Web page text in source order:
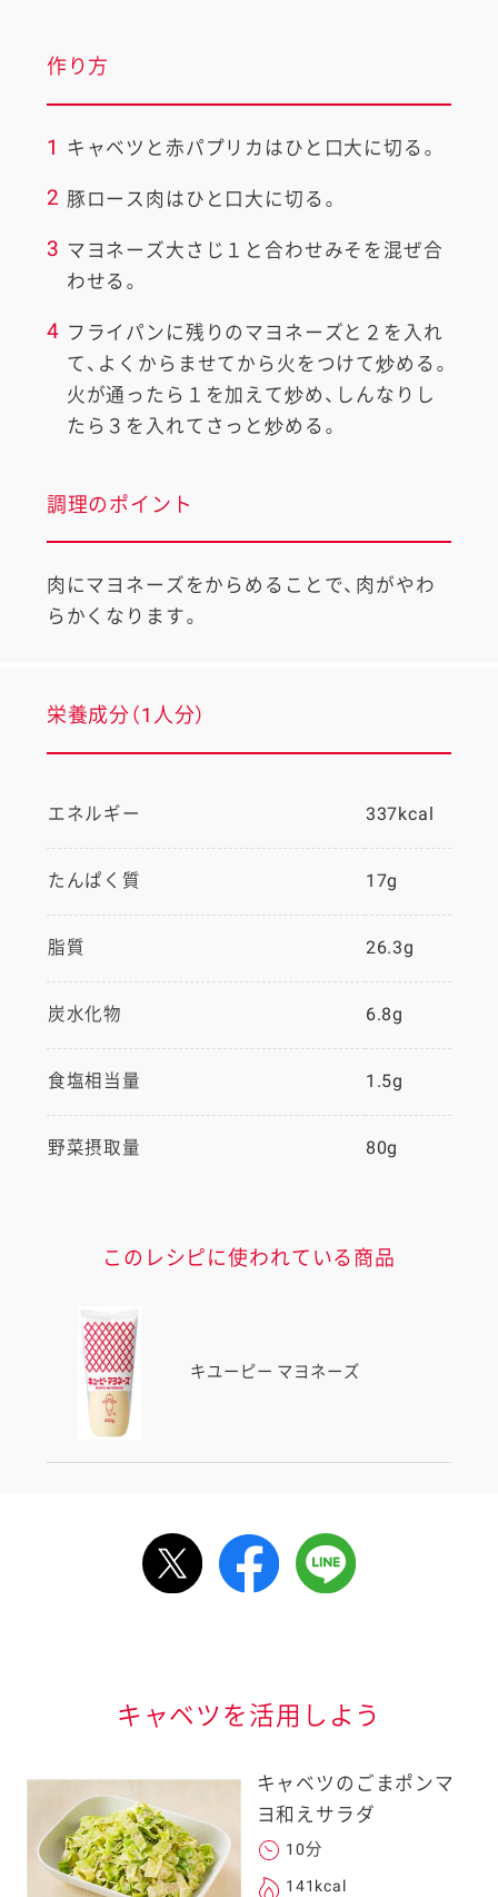
作り方
1 キャベツと赤パプリカはひと口大に切る。
2 豚ロース肉はひと口大に切る。
3 マヨネーズ大さじ１と合わせみそを混ぜ合
わせる。
4 フライパンに残りのマヨネーズと２を入れ
て、よくからませてから火をつけて炒める。
火が通ったら１を加えて炒め、しんなりし
たら３を入れてさっと炒める。
調理のポイント
肉にマヨネーズをからめることで、肉がやわ
らかくなります。
栄養成分（1人分）
エネルギー 337kcal
たんぱく質 17g
脂質 26.3g
炭水化物 6.8g
食塩相当量 1.5g
野菜摂取量 80g
このレシピに使われている商品
キユーピー マヨネーズ
キャベツを活用しよう
キャベツのごまポンマ
ヨ和えサラダ
10分
141kcal